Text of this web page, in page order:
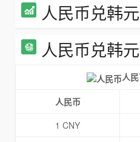
人民币兑韩
人民币兑韩
人
人民币
1 CNY